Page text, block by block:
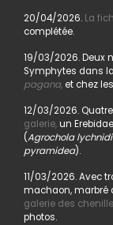
20/04/2026. La
complétée.
19/03/2026. Deux
Symphytes dans
pagana,et chez les
12/03/2026.
galerie,un
(Agrochola
pyramidea).
11/03/2026. Avec
machaon, marbré
galerie des
photos.